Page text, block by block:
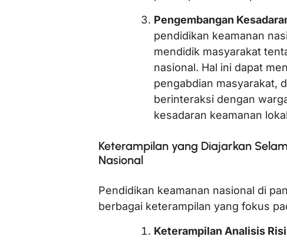
Pengembangan
pendidikan keamanan
mendidik masyarakat
nasional. Hal ini dapat
pengabdian masyarakat,
berinteraksi dengan
kesadaran keamanan
Keterampilan yang Diajarkan
Nasional
Pendidikan keamanan nasional di
berbagai keterampilan yang fokus
Keterampilan Analisis